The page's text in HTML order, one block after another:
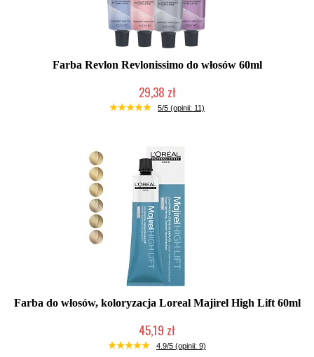
Farba Revlon Revlonissimo do włosów 60ml
29,38 zł
Duża ilość (wysyłka w 24h)
5/5 (opinii: 11)
Farba do włosów, koloryzacja Loreal Majirel High Lift 60ml
45,19 zł
Duża ilość (wysyłka w 24h)
4.9/5 (opinii: 9)